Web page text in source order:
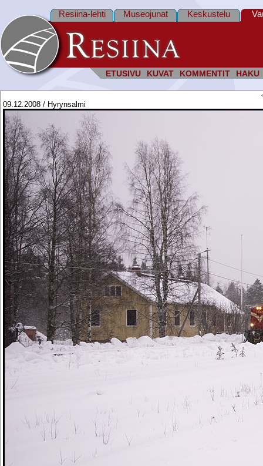
ETUSIVU KUVAT KOMMENTIT HAKU
Resiina-lehti Museojunat Keskustelu
09.12.2008 / Hyrynsalmi